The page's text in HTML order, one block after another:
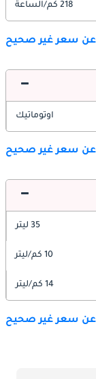
218 كم/الساعة
عن سعر غير صحيح
اوتوماتيك
عن سعر غير صحيح
35 ليتر
10 كم/ليتر
14 كم/ليتر
عن سعر غير صحيح